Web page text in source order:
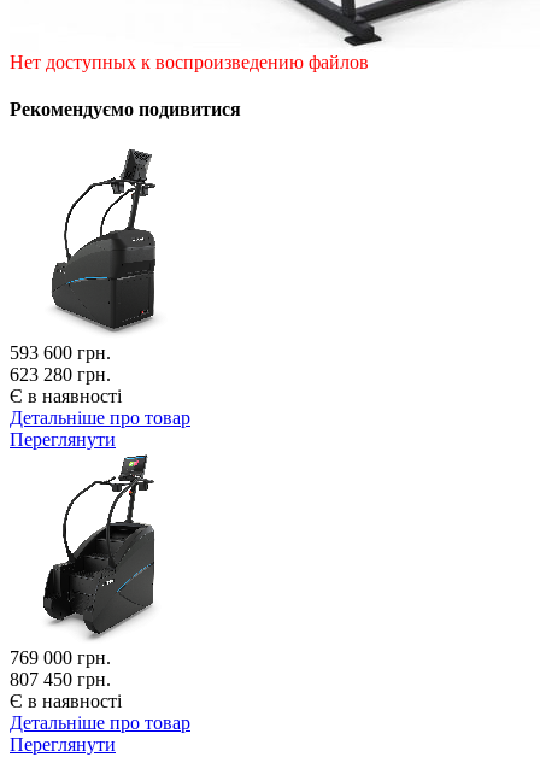
Нет доступных к воспроизведению файлов
Рекомендуємо подивитися
593 600 грн.
623 280 грн.
Є в наявності
Детальніше про товар
Переглянути
769 000 грн.
807 450 грн.
Є в наявності
Детальніше про товар
Переглянути